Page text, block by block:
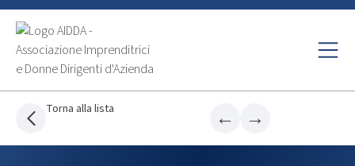
Torna alla lista ← →